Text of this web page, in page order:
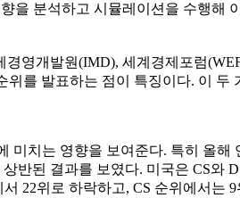
을 분석하고 시뮬레이션을 수행
영개발원(IMD), 세계경제포럼
를 발표하는 점이 특징이다. 이
미치는 영향을 보여준다. 특히 올
반된 결과를 보였다. 미국은 CS와
22위로 하락하고, CS 순위에서는